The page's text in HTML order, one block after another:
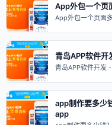
App外包一个页
App外包一个页面
青岛APP软件开
青岛APP软件开发
app制作要多少
app